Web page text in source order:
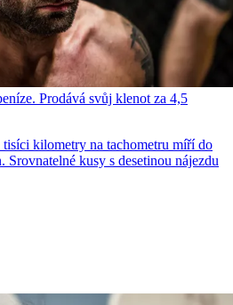
Prodává svůj klenot za 4,5
kilometry na tachometru míří do
kusy s desetinou nájezdu